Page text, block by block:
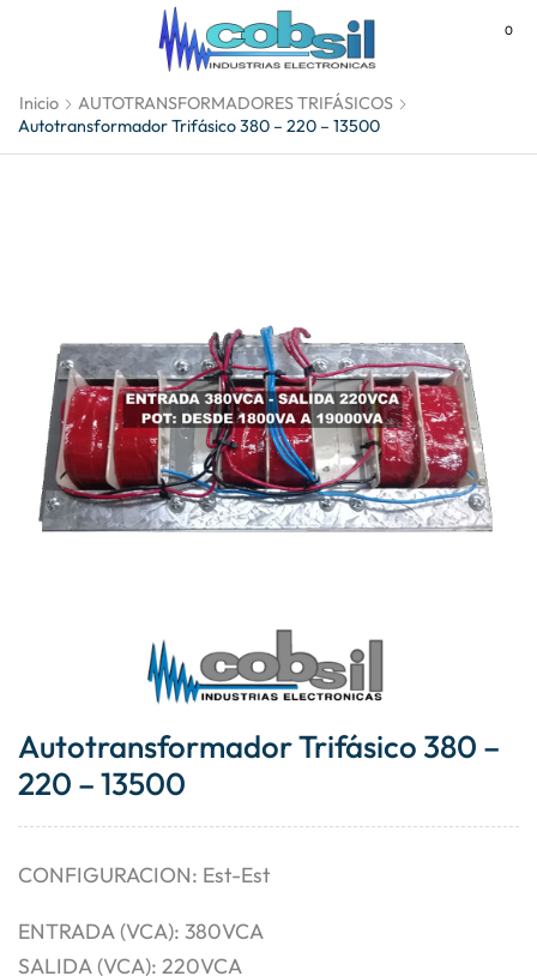
0
Inicio
AUTOTRANSFORMADORES TRIFÁSICOS
Autotransformador Trifásico 380 – 220 – 13500
Autotransformador Trifásico 380 –
220 – 13500
CONFIGURACION: Est-Est
ENTRADA (VCA): 380VCA
SALIDA (VCA): 220VCA